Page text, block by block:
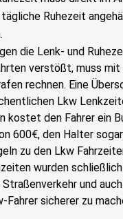
tägliche Ruhezeit
die Lenk- und
verstößt, muss mit
rechnen. Eine
Lkw
kostet den Fahrer ein
600€, den Halter
zu den Lkw
wurden
Straßenverkehr und
Fahrer sicherer zu